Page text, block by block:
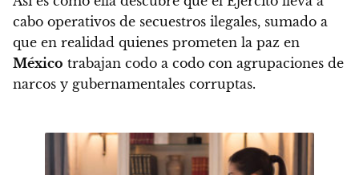
cabo operativos de secuestros ilegales, sumado a
que en realidad quienes prometen la paz en
México trabajan codo a codo con agrupaciones de
narcos y gubernamentales corruptas.